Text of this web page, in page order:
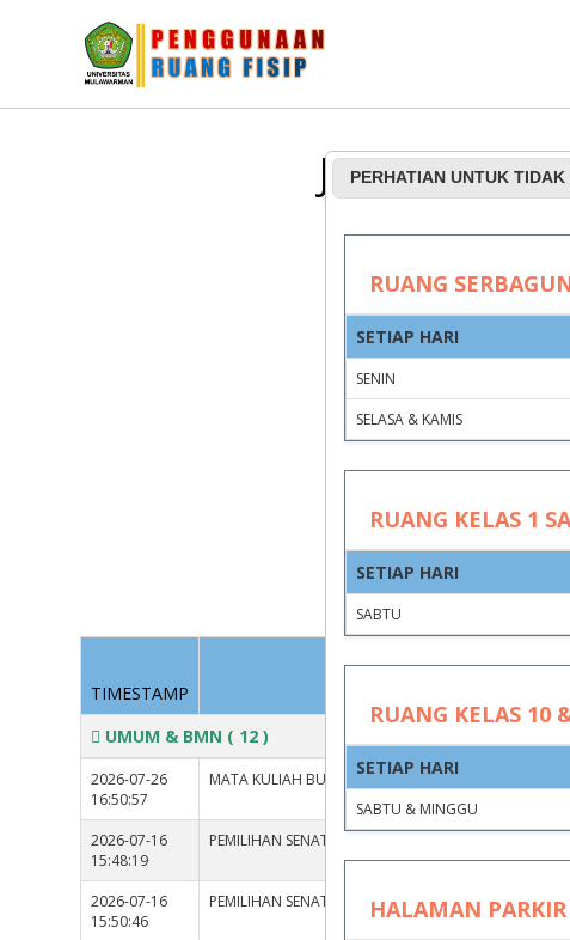
Jadwal
Group by
TIMESTAMP
UMUM & BMN ( 12 )
2026-07-26
16:50:57
MATA KULIAH BU KADEK
2026-07-16
15:48:19
PEMILIHAN SENAT UNIVERSITAS
2026-07-16
15:50:46
PEMILIHAN SENAT UNIVERSITAS
PERHATIAN UNTUK
RUANG
SETIAP HARI
SENIN
SELASA & KAMIS
RUANG KELAS 1
SETIAP HARI
SABTU
RUANG KELAS 10
SETIAP HARI
SABTU & MINGGU
HALAMAN